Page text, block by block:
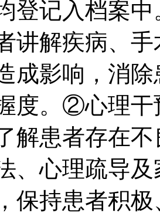
登记入档案
讲解疾病、
成影响，消
度。②心理干
解患者存在
、心理疏导
保持患者积